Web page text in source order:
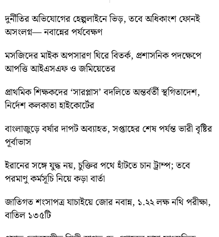
দুর্নীতির অভিযোগের হেল্পলাইনে ভিড়, তবে অধিকাংশ ফোনই
অসংলগ্ন— নবান্নের পর্যবেক্ষণ
মসজিদের মাইক অপসারণ ঘিরে বিতর্ক, প্রশাসনিক পদক্ষেপে
আপত্তি আইএসএফ ও জমিয়েতের
প্রাথমিক শিক্ষকদের ‘সারপ্লাস’ বদলিতে অন্তর্বর্তী স্থগিতাদেশ,
নির্দেশ কলকাতা হাইকোর্টের
বাংলাজুড়ে বর্ষার দাপট অব্যাহত, সপ্তাহের শেষ পর্যন্ত ভারী বৃষ্টির
পূর্বাভাস
ইরানের সঙ্গে যুদ্ধ নয়, চুক্তির পথে হাঁটতে চান ট্রাম্প; তবে
পরমাণু কর্মসূচি নিয়ে কড়া বার্তা
জাতিগত শংসাপত্র যাচাইয়ে জোর নবান্ন, ১.২২ লক্ষ নথি পরীক্ষা,
বাতিল ১৩৫টি